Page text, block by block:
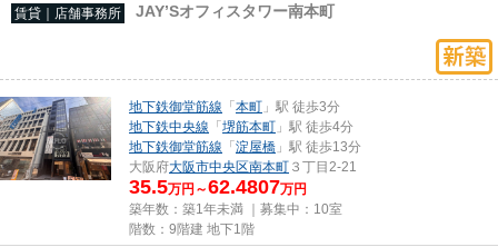
賃貸｜店舗事務所 JAY’Sオフィスタワー南本町
地下鉄御堂筋線 「本町 」駅 徒歩3分
地下鉄中央線 「堺筋本町 」駅 徒歩4分
地下鉄御堂筋線 「淀屋橋 」駅 徒歩13分
大阪府大阪市中央区南本町 ３丁目2-21
35.5万円～62.4807万円
築年数：築1年未満 ｜募集中： 10室
階数：9階建 地下1階